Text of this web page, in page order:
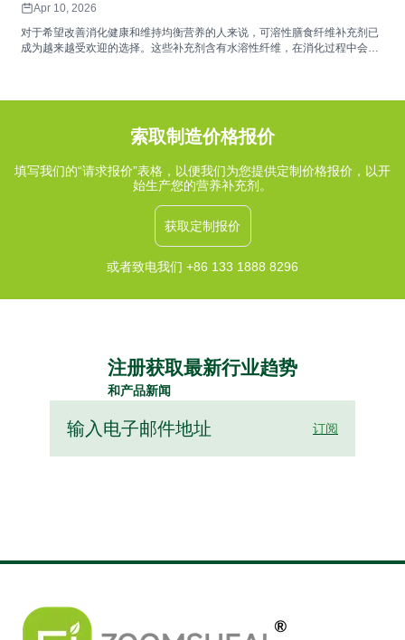
Apr 10, 2026
对于希望改善消化健康和维持均衡营养的人来说，可溶性膳食纤维补充剂已
成为越来越受欢迎的选择。这些补充剂含有水溶性纤维，在消化过程中会形
索取制造价格报价
填写我们的“请求报价”表格，以便我们为您提供定制价格报价，以开
始生产您的营养补充剂。
获取定制报价
或者致电我们 +86 133 1888 8296
注册获取最新行业趋势
和产品新闻
订阅